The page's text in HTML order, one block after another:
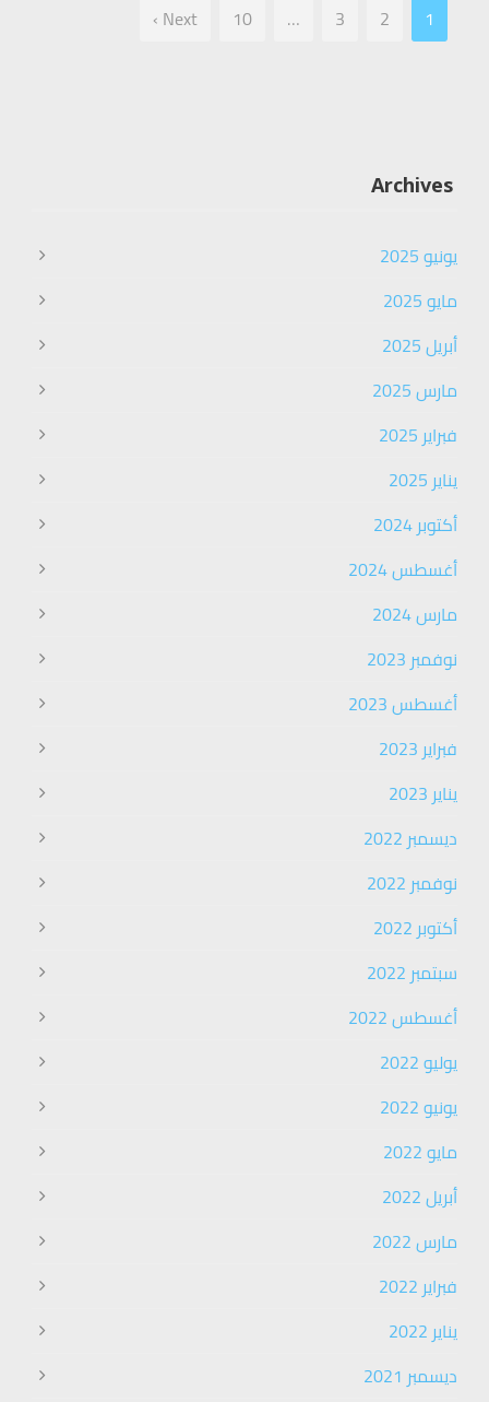
1
2
3
…
10
Next ›
Archives
يونيو 2025
مايو 2025
أبريل 2025
مارس 2025
فبراير 2025
يناير 2025
أكتوبر 2024
أغسطس 2024
مارس 2024
نوفمبر 2023
أغسطس 2023
فبراير 2023
يناير 2023
ديسمبر 2022
نوفمبر 2022
أكتوبر 2022
سبتمبر 2022
أغسطس 2022
يوليو 2022
يونيو 2022
مايو 2022
أبريل 2022
مارس 2022
فبراير 2022
يناير 2022
ديسمبر 2021